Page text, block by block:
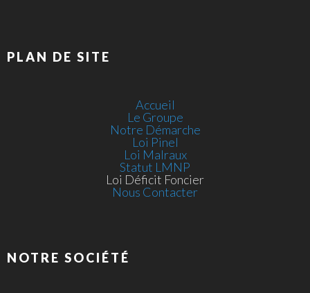
PLAN DE SITE
Accueil
Le Groupe
Notre Démarche
Loi Pinel
Loi Malraux
Statut LMNP
Loi Déficit Foncier
Nous Contacter
NOTRE SOCIÉTÉ